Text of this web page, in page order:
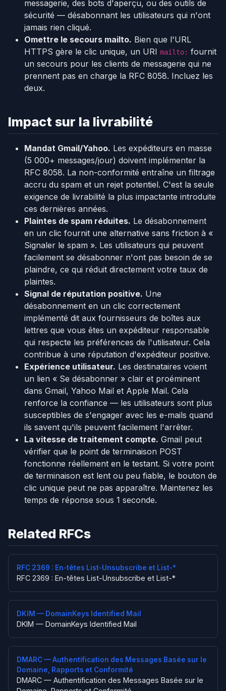
messagerie, des bots d'aperçu, ou des outils de
sécurité — désabonnant les utilisateurs qui n'ont
jamais rien cliqué.
Omettre le secours mailto. Bien que l'URL
HTTPS gère le clic unique, un URI mailto: fournit
un secours pour les clients de messagerie qui ne
prennent pas en charge la RFC 8058. Incluez les
deux.
Impact sur la livrabilité
Mandat Gmail/Yahoo. Les expéditeurs en masse
(5 000+ messages/jour) doivent implémenter la
RFC 8058. La non-conformité entraîne un filtrage
accru du spam et un rejet potentiel. C'est la seule
exigence de livrabilité la plus impactante introduite
ces dernières années.
Plaintes de spam réduites. Le désabonnement
en un clic fournit une alternative sans friction à «
Signaler le spam ». Les utilisateurs qui peuvent
facilement se désabonner n'ont pas besoin de se
plaindre, ce qui réduit directement votre taux de
plaintes.
Signal de réputation positive. Une
désabonnement en un clic correctement
implémenté dit aux fournisseurs de boîtes aux
lettres que vous êtes un expéditeur responsable
qui respecte les préférences de l'utilisateur. Cela
contribue à une réputation d'expéditeur positive.
Expérience utilisateur. Les destinataires voient
un lien « Se désabonner » clair et proéminent
dans Gmail, Yahoo Mail et Apple Mail. Cela
renforce la confiance — les utilisateurs sont plus
susceptibles de s'engager avec les e-mails quand
ils savent qu'ils peuvent facilement l'arrêter.
La vitesse de traitement compte. Gmail peut
vérifier que le point de terminaison POST
fonctionne réellement en le testant. Si votre point
de terminaison est lent ou peu fiable, le bouton de
clic unique peut ne pas apparaître. Maintenez les
temps de réponse sous 1 seconde.
Related RFCs
RFC 2369 : En-têtes List-Unsubscribe et List-*
RFC 2369 : En-têtes List-Unsubscribe et List-*
DKIM — DomainKeys Identified Mail
DKIM — DomainKeys Identified Mail
DMARC — Authentification des Messages Basée sur le
Domaine, Rapports et Conformité
DMARC — Authentification des Messages Basée sur le